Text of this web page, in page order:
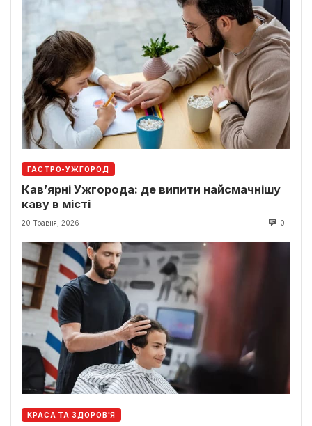
ГАСТРО-УЖГОРОД
Кав’ярні Ужгорода: де випити найсмачнішу
каву в місті
20 Травня, 2026 0
КРАСА ТА ЗДОРОВ'Я